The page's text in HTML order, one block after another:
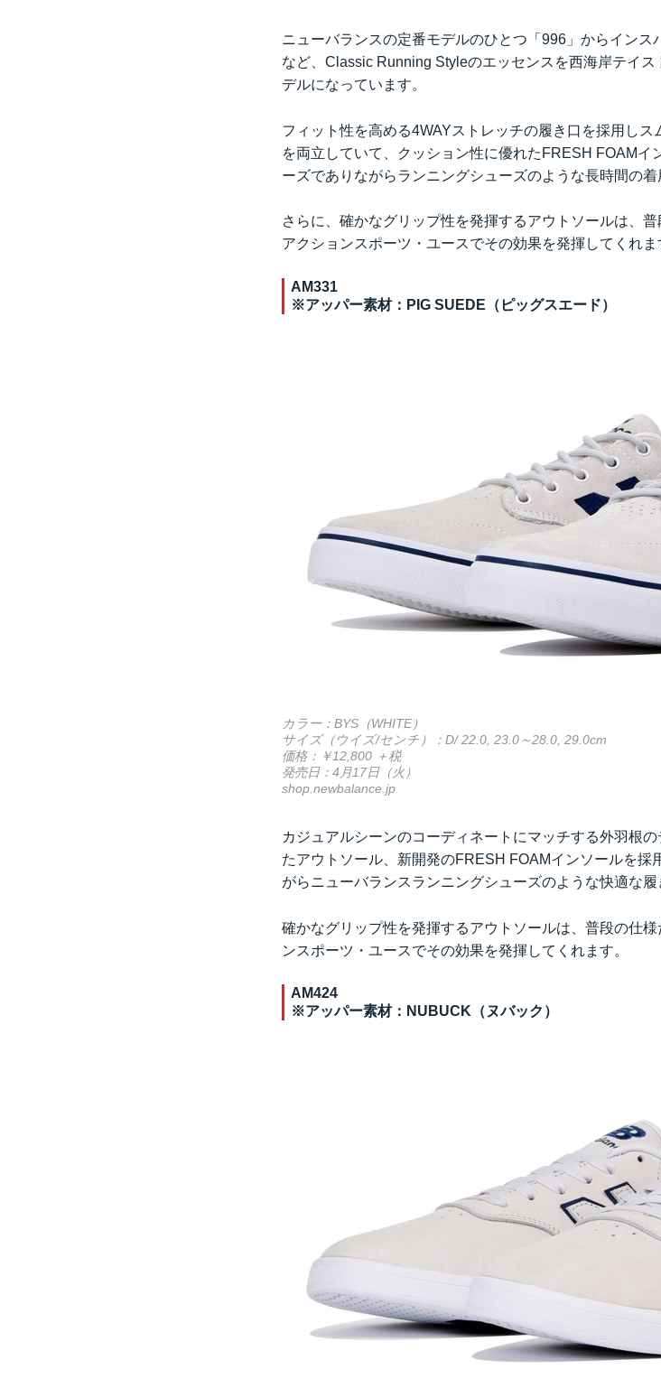
ニューバランスの定番モデルのひとつ「996」からイン
など、Classic Running Styleのエッセンスを西海岸テイ
デルになっています。
フィット性を高める4WAYストレッチの履き口を採用し
を両立していて、クッション性に優れたFRESH FOAMイ
ーズでありながらランニングシューズのような長時間の
さらに、確かなグリップ性を発揮するアウトソールは、
アクションスポーツ・ユースでその効果を発揮してくれま
AM331
※アッパー素材：PIG SUEDE（ピッグスエード）
カラー：BYS（WHITE）
サイズ（ウイズ/センチ）：D/ 22.0, 23.0～28.0, 29.0cm
価格：￥12,800 ＋税
発売日：4月17日（火）
shop.newbalance.jp
カジュアルシーンのコーディネートにマッチする外羽根
たアウトソール、新開発のFRESH FOAMインソールを採
がらニューバランスランニングシューズのような快適な履
確かなグリップ性を発揮するアウトソールは、普段の仕
ンスポーツ・ユースでその効果を発揮してくれます。
AM424
※アッパー素材：NUBUCK（ヌバック）